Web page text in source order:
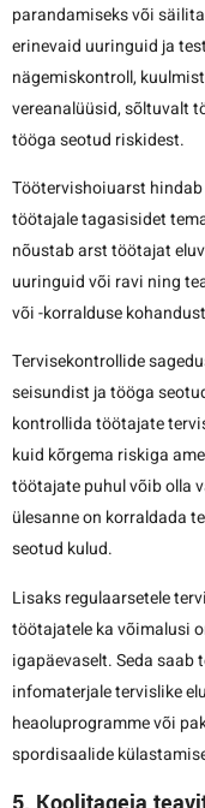
parandamiseks või
erinevaid uuringuid ja
nägemiskontroll,
vereanalüüsid, sõltuvalt
tööga seotud riskidest.
Töötervishoiuarst
töötajale tagasisidet
nõustab arst töötajat
uuringuid või ravi ning
või -korralduse
Tervisekontrollide
seisundist ja tööga
kontrollida töötajate
kuid kõrgema riskiga
töötajate puhul võib olla
ülesanne on korraldada
seotud kulud.
Lisaks regulaarsetele
töötajatele ka võimalusi
igapäevaselt. Seda saab
infomaterjale tervislike
heaoluprogramme või
spordisaalide